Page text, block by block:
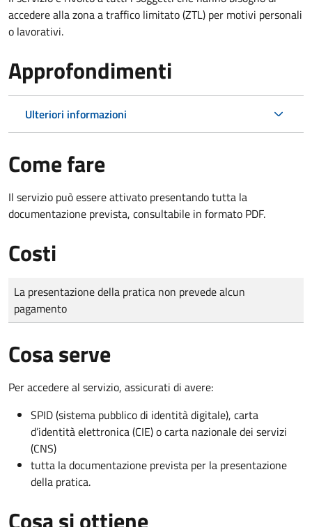
accedere alla zona a traffico limitato (ZTL) per motivi personali
o lavorativi.
Approfondimenti
Ulteriori informazioni
Come fare
Il servizio può essere attivato presentando tutta la
documentazione prevista, consultabile in formato PDF.
Costi
Tipo di pagamento
Importo
La presentazione della pratica non prevede alcun
pagamento
Cosa serve
Per accedere al servizio, assicurati di avere:
SPID (sistema pubblico di identità digitale), carta
d’identità elettronica (CIE) o carta nazionale dei servizi
(CNS)
tutta la documentazione prevista per la presentazione
della pratica.